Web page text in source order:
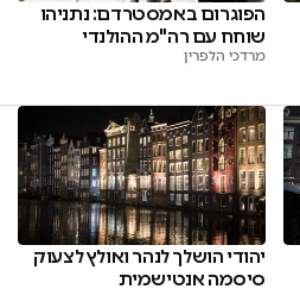
הפוגרום באמסטרדם: נתניהו
שוחח עם רה"מ ההולנדי
מרדכי הלפרין
יהודי הושלך לנהר ואולץ לצעוק
סיסמה אנטישמית